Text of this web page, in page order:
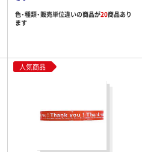
色・種類・販売単位違いの商品が20商品あり
ます
人気商品